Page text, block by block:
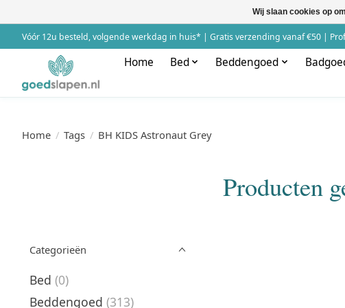
Vóór 12u besteld, volgende werkdag in huis* | Gratis verzending vanaf €50 |
Home Bed Beddengoed
Home / Tags / BH KIDS Astronaut Grey
Producten
Categorieën
Bed (0)
Beddengoed (313)
Wij slaan cookies op